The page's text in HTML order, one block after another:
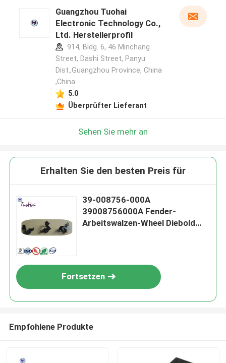
Guangzhou Tuohai
Electronic Technology Co.,
Ltd. Herstellerprofil
914, Bldg. 6, 46 Minchang
Street, Dashi Street, Panyu
Dist.,Guangzhou Province, China
,China
5.0
Überprüfter Lieferant
Sehen Sie mehr an
Erhalten Sie den besten Preis für
39-008756-000A
39008756000A Fender-
Arbeitswalzen-Wheel Diebold
Fortsetzen
Empfohlene Produkte